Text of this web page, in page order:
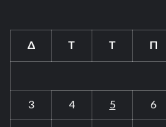
Δ Τ Τ Π
3 4 5 6